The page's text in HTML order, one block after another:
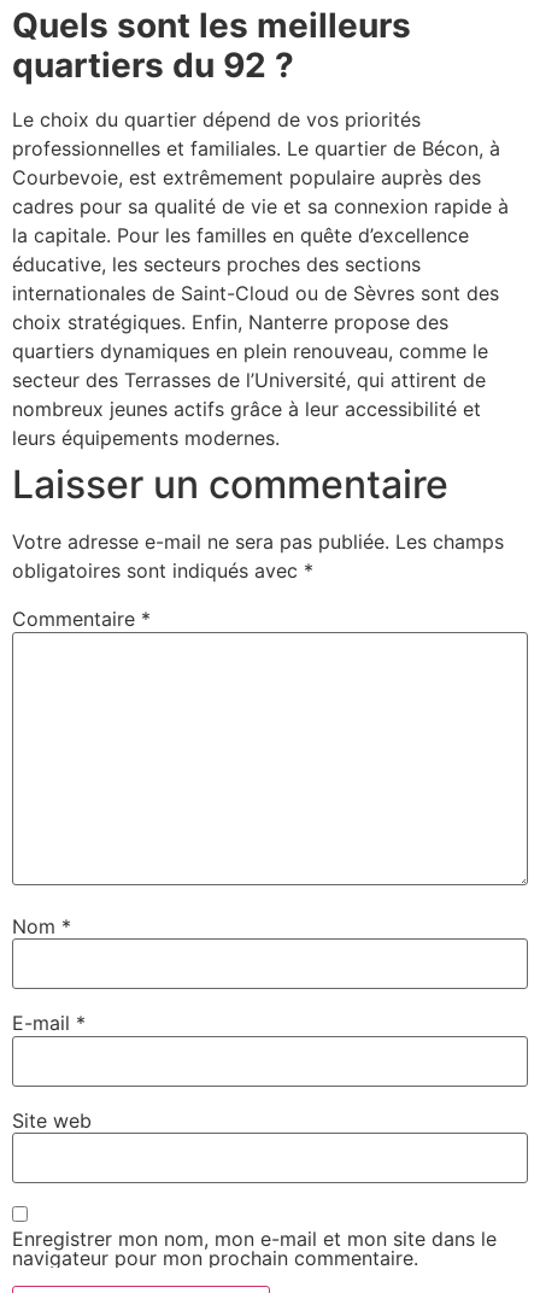
Quels sont les meilleurs
quartiers du 92 ?
Le choix du quartier dépend de vos priorités
professionnelles et familiales. Le quartier de Bécon, à
Courbevoie, est extrêmement populaire auprès des
cadres pour sa qualité de vie et sa connexion rapide à
la capitale. Pour les familles en quête d’excellence
éducative, les secteurs proches des sections
internationales de Saint-Cloud ou de Sèvres sont des
choix stratégiques. Enfin, Nanterre propose des
quartiers dynamiques en plein renouveau, comme le
secteur des Terrasses de l’Université, qui attirent de
nombreux jeunes actifs grâce à leur accessibilité et
leurs équipements modernes.
Laisser un commentaire
Votre adresse e-mail ne sera pas publiée. Les champs
obligatoires sont indiqués avec *
Commentaire *
Nom *
E-mail *
Site web
Enregistrer mon nom, mon e-mail et mon site dans le
navigateur pour mon prochain commentaire.